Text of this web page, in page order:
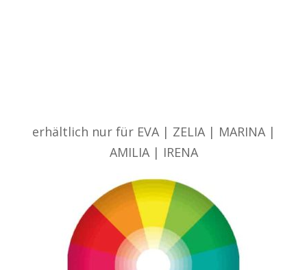
erhältlich nur für EVA | ZELIA | MARINA |
AMILIA | IRENA